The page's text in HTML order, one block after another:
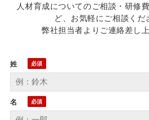
人材育成についてのご相談・研修
ど、お気軽にご相談くだ
弊社担当者よりご連絡差し上
姓
名